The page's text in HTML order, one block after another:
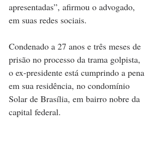
apresentadas”, afirmou o advogado,
em suas redes sociais.
Condenado a 27 anos e três meses de
prisão no processo da trama golpista,
o ex-presidente está cumprindo a pena
em sua residência, no condomínio
Solar de Brasília, em bairro nobre da
capital federal.